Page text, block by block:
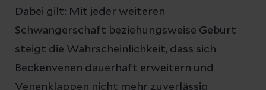
Dabei gilt: Mit jeder weiteren
Schwangerschaft beziehungsweise Geburt
steigt die Wahrscheinlichkeit, dass sich
Beckenvenen dauerhaft erweitern und
Venenklappen nicht mehr zuverlässig